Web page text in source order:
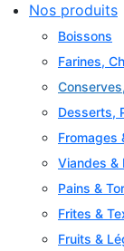
Nos produits
Boissons
Farines,
Desserts,
Fromages
Viandes &
Pains &
Frites &
Fruits &